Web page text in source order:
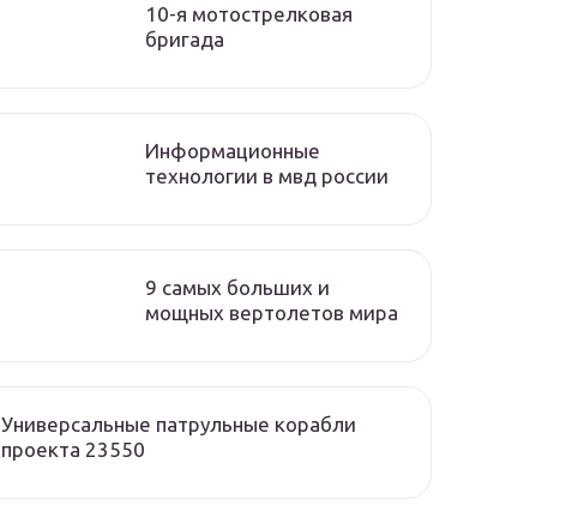
10-я мотострелковая
бригада
Информационные
технологии в мвд россии
9 самых больших и
мощных вертолетов мира
Универсальные патрульные корабли
проекта 23550